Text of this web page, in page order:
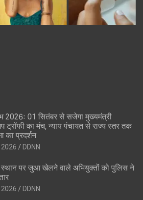
2026ः 01 सितंबर से सजेगा मुख्यमंत्री
ट्रॉफी का मंच, न्याय पंचायत से राज्य स्तर तक
का प्रदर्शन
DDNN
स्थान पर जुआ खेलने वाले अभियुक्तों को पुलिस ने
DDNN